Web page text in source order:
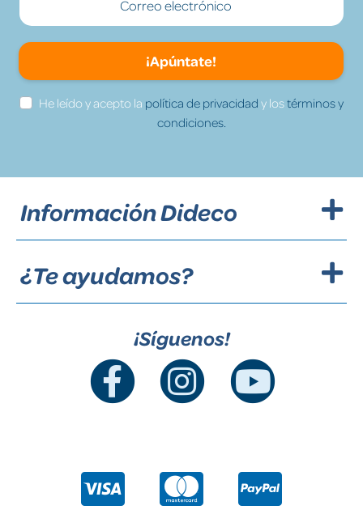
¡Apúntate!
He leído y acepto la política de privacidad y lostérminos y
condiciones.
Información Dideco
¿Te ayudamos?
¡Síguenos!